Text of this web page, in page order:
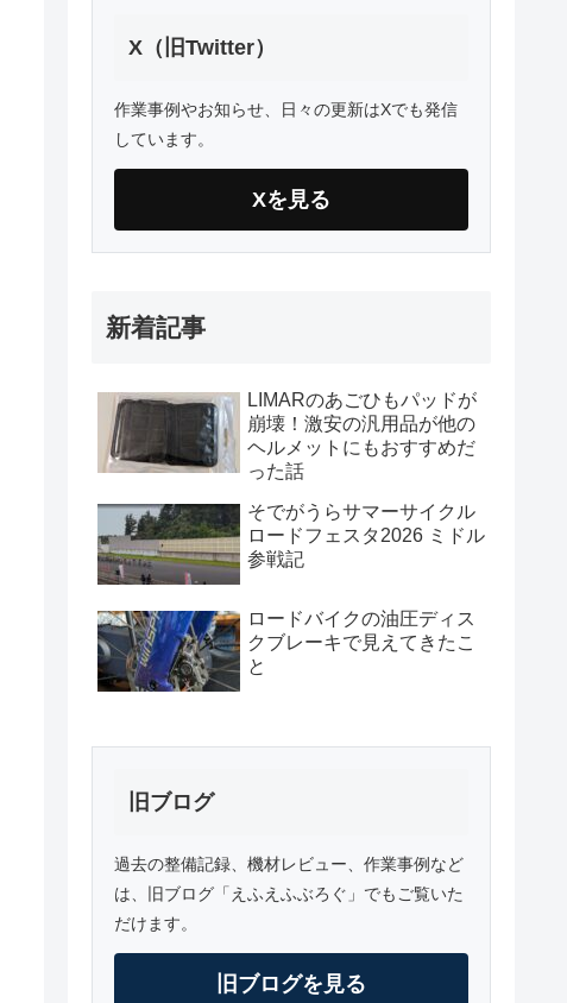
X（旧Twitter）
作業事例やお知らせ、日々の更新はXでも発信
しています。
Xを見る
新着記事
LIMARのあごひもパッドが
崩壊！激安の汎用品が他の
ヘルメットにもおすすめだ
った話
そでがうらサマーサイクル
ロードフェスタ2026 ミドル
参戦記
ロードバイクの油圧ディス
クブレーキで見えてきたこ
と
旧ブログ
過去の整備記録、機材レビュー、作業事例など
は、旧ブログ「えふえふぶろぐ」でもご覧いた
だけます。
旧ブログを見る